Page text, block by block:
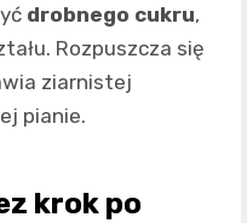
drobnego cukru,
Rozpuszcza się
ziarnistej
pianie.
krok po